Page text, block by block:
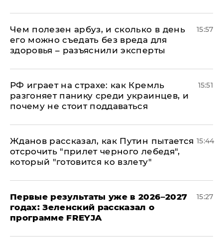
Чем полезен арбуз, и сколько в день
его можно съедать без вреда для
здоровья – разъяснили эксперты
15:57
РФ играет на страхе: как Кремль
разгоняет панику среди украинцев, и
почему не стоит поддаваться
15:51
Жданов рассказал, как Путин пытается
отсрочить "прилет черного лебедя",
который "готовится ко взлету"
15:44
Первые результаты уже в 2026–2027
годах: Зеленский рассказал о
программе FREYJA
15:27